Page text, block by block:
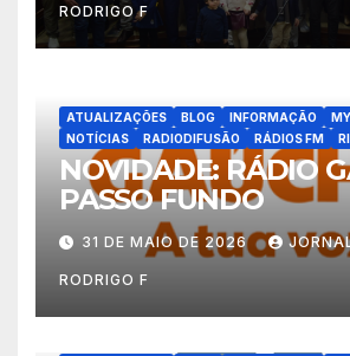
RODRIGO F
ATUALIZAÇÕES BLOG INFORMAÇÃO
NOTÍCIAS
RADIODIFUSÃO RÁDIOS FM
NOVIDADE: RÁDIO
PASSO FUNDO
31 DE MAIO DE 2026
RODRIGO F